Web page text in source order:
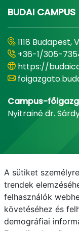
BUDAI CAMPUS
1118 Budapest,
+36-1/305-
https://
Campus-
Nyitrainé dr.
E-mail
A sütiket
trendek
felhasználók
követéséhez és
demográfiai